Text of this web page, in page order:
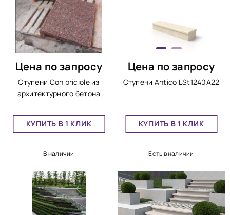
Цена по запросу
Ступени Con briciole из
архитектурного бетона
КУПИТЬ В 1 КЛИК
В наличии
Цена по запросу
Ступени Antico LSt1240A22
КУПИТЬ В 1 КЛИК
Есть в наличии